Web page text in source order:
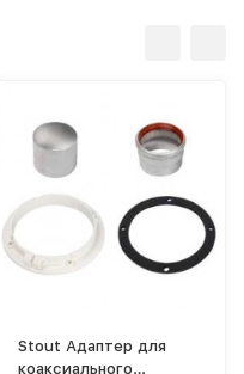
Stout Адаптер для
коаксиального